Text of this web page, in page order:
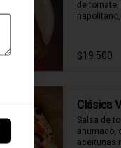
de
$19.500
Clásica
Salsa de
ahumado,
aceitunas